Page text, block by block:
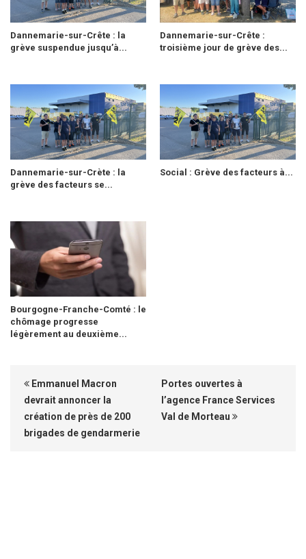
Dannemarie-sur-Crête : la
grève suspendue jusqu’à...
Dannemarie-sur-Crête :
troisième jour de grève des...
Dannemarie-sur-Crète : la
grève des facteurs se...
Social : Grève des facteurs à...
Bourgogne-Franche-Comté : le
chômage progresse
légèrement au deuxième...
Emmanuel Macron
devrait annoncer la
création de près de 200
brigades de gendarmerie
Portes ouvertes à
l’agence France Services
Val de Morteau